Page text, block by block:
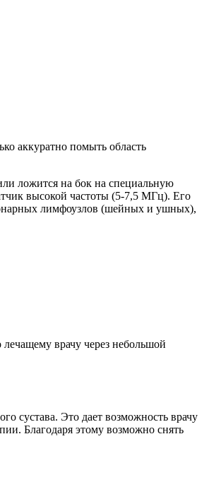
аккуратно помыть область
ложится на бок на специальную
высокой частоты (5-7,5 МГц). Его
лимфоузлов (шейных и ушных),
врачу через небольшой
сустава. Это дает возможность врачу
Благодаря этому возможно снять